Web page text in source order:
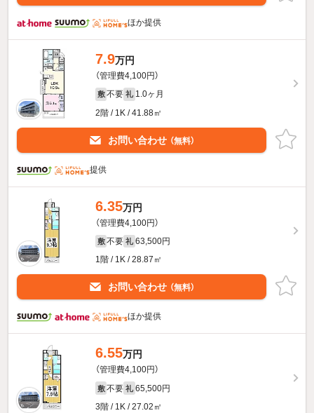
ほか提供
7.9万円
（管理費4,100円）
敷 不要 礼 1.0ヶ月
2階 / 1K / 41.88㎡
お問い合わせ （無料）
提供
6.35万円
（管理費4,100円）
敷 不要 礼 63,500円
1階 / 1K / 28.87㎡
お問い合わせ （無料）
ほか提供
6.55万円
（管理費4,100円）
敷 不要 礼 65,500円
3階 / 1K / 27.02㎡